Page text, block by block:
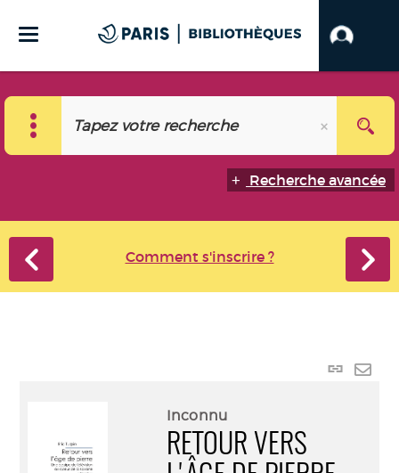
Recherche avancée
Comment s'inscrire ?
Lien
Inconnu
RETOUR VERS